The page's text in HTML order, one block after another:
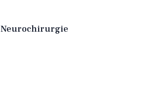
Neurochirurgie